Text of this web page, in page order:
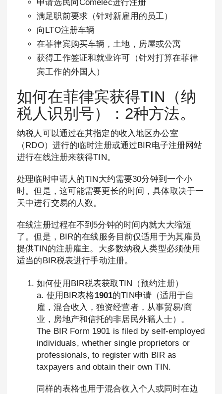
申请选民向Comelec进行注册
满足职前要求（针对新雇用的员工）
向LTO注册车辆
在菲律宾购买车辆，土地，房屋或公寓
获得工作签证和就业许可（针对打算在菲律
宾工作的外国人）
如何在菲律宾获得TIN（纳
税人识别号）：2种方法。
纳税人可以通过在其指定的收入地区办公室
（RDO）进行的临时注册或通过BIR电子注册网站
进行在线注册来获得TIN。
处理临时申请人的TIN大约需要30分钟到一个小
时。但是，这可能需要更长的时间，具体取决于一
天中进行交易的人数。
在线注册过程在不到5分钟的时间内就大大缩短
了。但是，BIR的在线服务目前仅适用于为其雇员
提供TIN的注册雇主。大多数纳税人类型必须使用
适当的BIR税表进行手动注册。
如何使用BIR税表获取TIN（预约注册）
a. 使用BIR表格1901的TIN申请（适用于自
雇，混合收入，独资经营者，从事贸易/商
业，房地产和信托的非居民外籍人士）。
The BIR Form 1901 is filed by self-employed
individuals, whether single proprietors or
professionals, to register with BIR as
taxpayers and obtain their own TIN.
同样的表格也用于混合收入个人或同时在边